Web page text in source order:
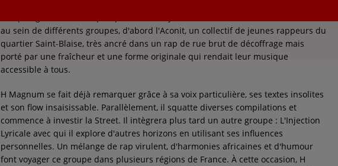
au sein de différents groupes, d'abord l'Aconit, un collectif de jeunes rappeurs du
quartier Saint-Blaise, très ancré dans un rap de rue brut de décoffrage mais
porté par une fraîcheur et une forme originale qui rendait leur musique
accessible à tous.
H Magnum se fait déjà remarquer grâce à sa voix particulière, ses textes insolites
et son flow insaisissable. Parallèlement, il squatte diverses compilations et
commence à investir la Street. Il intègrera plus tard un autre groupe : L'Injection
Lyricale avec qui il explore d'autres horizons en utilisant ses influences
personnelles. Un mélange de rap virulent, d'harmonies africaines et d'humour
font voyager ce groupe dans plusieurs régions de France. À cette occasion, H